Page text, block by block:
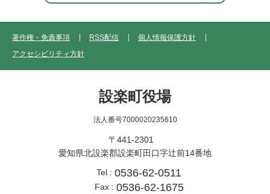
著作権・免責事項 RSS配信
個人情報保護方針
アクセシビリティ方針
設楽町役場
法人番号7000020235610
〒441-2301
愛知県北設楽郡設楽町田口字辻前14番地
Tel : 0536-62-0511
Fax : 0536-62-1675